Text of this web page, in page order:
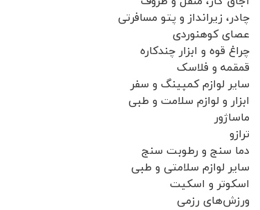
چادر، زیرانداز و پتو مسافرتی
عصای کوهنوردی
چراغ قوه و ابزار چندکاره
قمقمه و فلاسک
سایر لوازم کمپینگ و سفر
ابزار و لوازم سلامت و طبی
ماساژور
ترازو
دما سنج و رطوبت سنج
سایر لوازم سلامتی و طبی
اسکوتر و اسکیت
ورزش‌های رزمی